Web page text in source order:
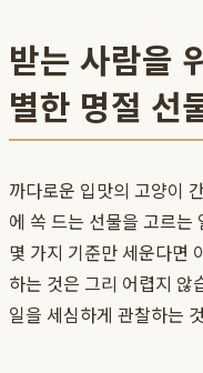
받는 사람을
별한 명절 선
까다로운 입맛의 고양이
에 쏙 드는 선물을 고르는
몇 가지 기준만 세운다면
하는 것은 그리 어렵지 않
일을 세심하게 관찰하는